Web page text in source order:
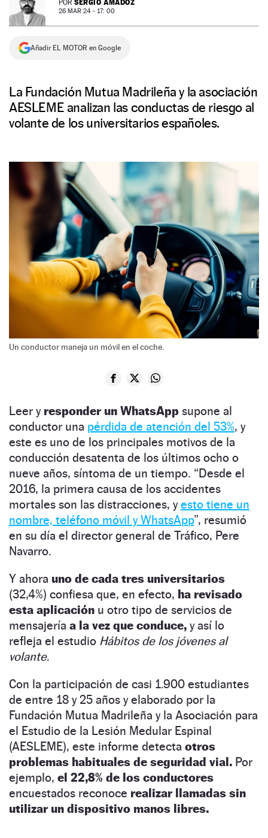
NEWSLETTER
SÍGUENOS
POR SERGIO AMADOZ
26 MAR 24 - 17: 00
Añadir EL MOTOR en Google
La Fundación Mutua Madrileña y la asociación
AESLEME analizan las conductas de riesgo al
volante de los universitarios españoles.
Un conductor maneja un móvil en el coche.
Leer y responder un WhatsApp supone al
conductor una pérdida de atención del 53%, y
este es uno de los principales motivos de la
conducción desatenta de los últimos ocho o
nueve años, síntoma de un tiempo. “Desde el
2016, la primera causa de los accidentes
mortales son las distracciones, yesto tiene un
nombre, teléfono móvil y WhatsApp”, resumió
en su día el director general de Tráfico, Pere
Navarro.
Y ahora uno de cada tres universitarios
(32,4%) confiesa que, en efecto, ha revisado
esta aplicación u otro tipo de servicios de
mensajería a la vez que conduce, y así lo
refleja el estudio Hábitos de los jóvenes al
volante.
Con la participación de casi 1.900 estudiantes
de entre 18 y 25 años y elaborado por la
Fundación Mutua Madrileña y la Asociación para
el Estudio de la Lesión Medular Espinal
(AESLEME), este informe detecta otros
problemas habituales de seguridad vial. Por
ejemplo, el 22,8% de los conductores
encuestados reconoce realizar llamadas sin
utilizar un dispositivo manos libres.